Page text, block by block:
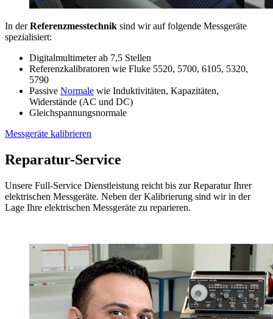
In derReferenzmesstechnik sind wir auf folgende Messgeräte
spezialisiert:
Digitalmultimeter ab 7,5 Stellen
Referenzkalibratoren wie Fluke 5520, 5700, 6105, 5320,
5790
Passive Normale wie Induktivitäten, Kapazitäten,
Widerstände (AC und DC)
Gleichspannungsnormale
Messgeräte kalibrieren
Reparatur-Service
Unsere Full-Service Dienstleistung reicht bis zur Reparatur Ihrer
elektrischen Messgeräte. Neben der Kalibrierung sind wir in der
Lage Ihre elektrischen Messgeräte zu reparieren.